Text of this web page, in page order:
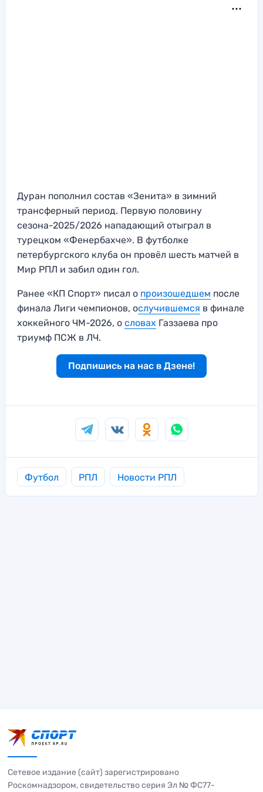
Дуран пополнил состав «Зенита» в зимний
трансферный период. Первую половину
сезона-2025/2026 нападающий отыграл в
турецком «Фенербахче». В футболке
петербургского клуба он провёл шесть матчей в
Мир РПЛ и забил один гол.
Ранее «КП Спорт» писал о произошедшем после
финала Лиги чемпионов, ослучившемся в финале
хоккейного ЧМ-2026, о словах Газзаева про
триумф ПСЖ в ЛЧ.
Подпишись на нас в Дзене!
Футбол РПЛ Новости РПЛ
Сетевое издание (сайт) зарегистрировано
Роскомнадзором, свидетельство серия Эл № ФС77-